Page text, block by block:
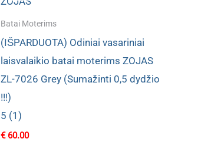
Batai Moterims
(IŠPARDUOTA) Odiniai vasariniai
laisvalaikio batai moterims ZOJAS
ZL-7026 Grey (Sumažinti 0,5 dydžio
!!!)
5 (1)
€60.00